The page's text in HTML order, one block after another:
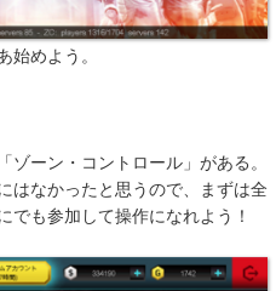
始めよう。
ーン・コントロール」がある。
はなかったと思うので、まずは全
でも参加して操作になれよう！